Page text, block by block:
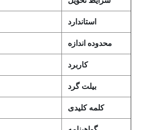
استاندارد
محدوده اندازه
کاربرد
بیلت گرد
کلمه کلیدی